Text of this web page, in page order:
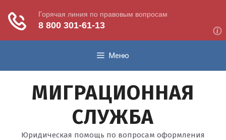
содержимому
Меню
МИГРАЦИОННАЯ
СЛУЖБА
Юридическая помощь по вопросам оформления